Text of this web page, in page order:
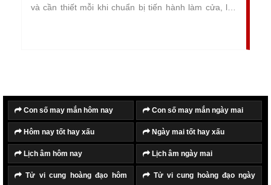
và cần thiết mỗi khi chuẩn bị tiến hành làm cửa, lắp
sẻ, thuận lợi và gặp nhiều may mắn.
Con số may mắn hôm nay Con số may mắn ngày mai
Hôm nay tốt hay xấu Ngày mai tốt hay xấu
Lịch âm hôm nay Lịch âm ngày mai
Tử vi cung hoàng đạo hôm
Tử vi cung hoàng đạo ngày